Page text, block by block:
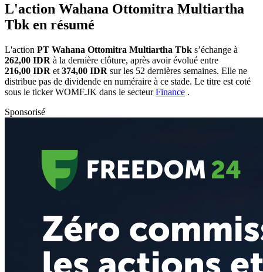
L'action Wahana Ottomitra Multiartha
Tbk en résumé
L'action PT Wahana Ottomitra Multiartha Tbk s’échange à
262,00 IDR à la dernière clôture, après avoir évolué entre
216,00 IDR et 374,00 IDR sur les 52 dernières semaines. Elle ne
distribue pas de dividende en numéraire à ce stade. Le titre est coté
sous le tickerWOMF.JK dans le secteurFinance .
Sponsorisé